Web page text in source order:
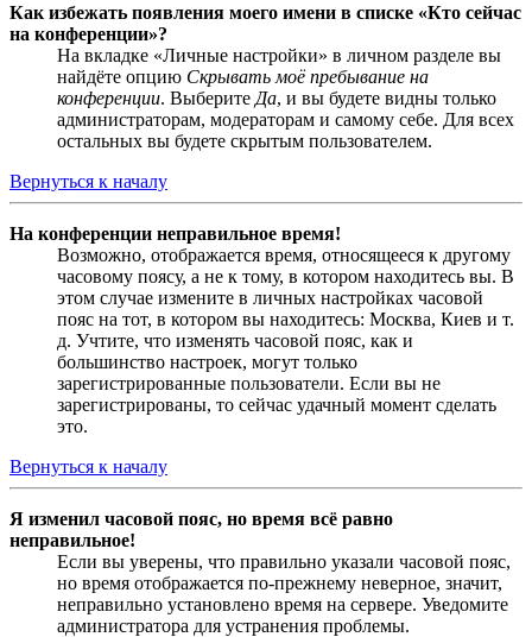
Как избежать появления моего имени в списке «Кто сейчас
на конференции»?
На вкладке «Личные настройки» в личном разделе вы
найдёте опцию Скрывать моё пребывание на
конференции. Выберите Да, и вы будете видны только
администраторам, модераторам и самому себе. Для всех
остальных вы будете скрытым пользователем.
Вернуться к началу
На конференции неправильное время!
Возможно, отображается время, относящееся к другому
часовому поясу, а не к тому, в котором находитесь вы. В
этом случае измените в личных настройках часовой
пояс на тот, в котором вы находитесь: Москва, Киев и т.
д. Учтите, что изменять часовой пояс, как и
большинство настроек, могут только
зарегистрированные пользователи. Если вы не
зарегистрированы, то сейчас удачный момент сделать
это.
Вернуться к началу
Я изменил часовой пояс, но время всё равно
неправильное!
Если вы уверены, что правильно указали часовой пояс,
но время отображается по-прежнему неверное, значит,
неправильно установлено время на сервере. Уведомите
администратора для устранения проблемы.